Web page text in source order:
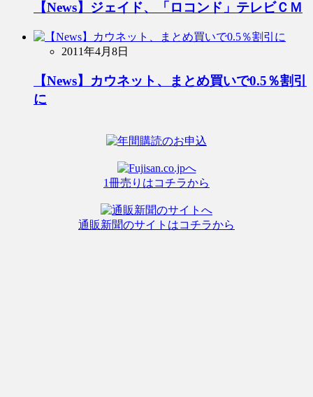
【News】ジェイド、「ロコンド」テレビＣＭ
2011年4月8日
【News】カウネット、まとめ買いで0.5％割引
に
1冊売りはコチラから
通販新聞のサイトはコチラから